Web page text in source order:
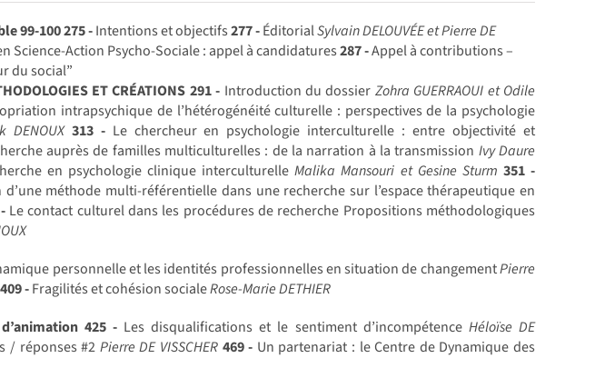
99-100275 -Intentions et objectifs277 -ÉditorialSylvain DELOUVÉE et Pierre DE
Science-Action Psycho-Sociale : appel à candidatures287 -Appel à contributions –
du social”
ET CRÉATIONS 291 - Introduction du dossier Zohra GUERRAOUI et Odile
intrapsychique de l’hétérogénéité culturelle : perspectives de la psychologie
DENOUX 313 -Le chercheur en psychologie interculturelle : entre objectivité et
auprès de familles multiculturelles : de la narration à la transmission Ivy Daure
en psychologie clinique interculturelleMalika Mansouri et Gesine Sturm 351 -
méthode multi-référentielle dans une recherche sur l’espace thérapeutique en
Le contact culturel dans les procédures de recherche Propositions méthodologiques
personnelle et les identités professionnelles en situation de changementPierre
409 -Fragilités et cohésion socialeRose-Marie DETHIER
425 - Les disqualifications et le sentiment d’incompétence Héloïse DE
/ réponses #2 Pierre DE VISSCHER 469 - Un partenariat : le Centre de Dynamique des